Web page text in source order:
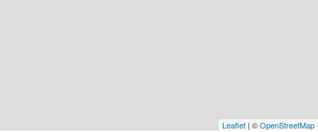
Leaflet | ©OpenStreetMap